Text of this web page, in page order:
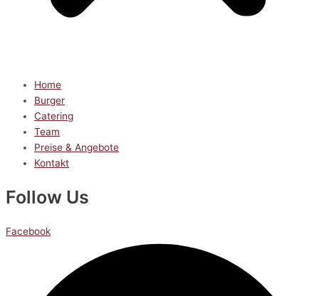
Home
Burger
Catering
Team
Preise & Angebote
Kontakt
Follow Us
Facebook